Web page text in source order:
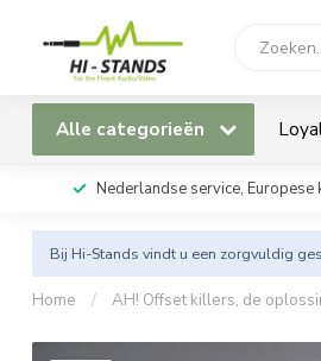
Alle categorieën
Nederlandse service, Europese
Bij Hi-Stands vindt u een zorgvuldig
Home / AH! Offset killers, de